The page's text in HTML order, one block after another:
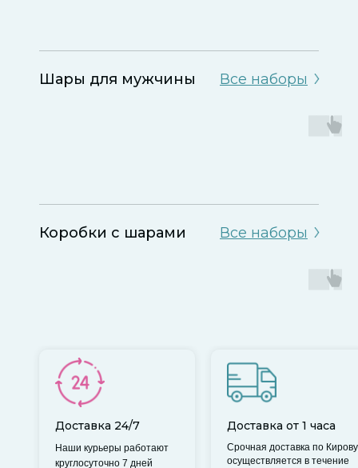
Шары для мужчины Все наборы
Коробки с шарами Все наборы
Доставка 24/7
Срочная доставка по Кирову
осуществляется в течение
Наши курьеры работают
круглосуточно 7 дней
Доставка от 1 часа